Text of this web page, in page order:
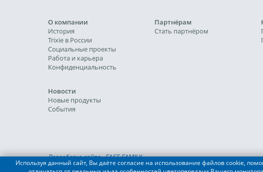
О компании
История
Trixie в России
Социальные проекты
Работа и карьера
Конфиденциальность
Партнёрам
Стать партнёром
Новости
Новые продукты
События
Разработка сайта - FACE FAMILY
Используя данный сайт, Вы даёте согласие на использование файлов cookie,